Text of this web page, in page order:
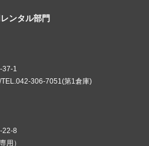
ンタル部門
37-1
306-7051(第1倉庫)
22-8
用）